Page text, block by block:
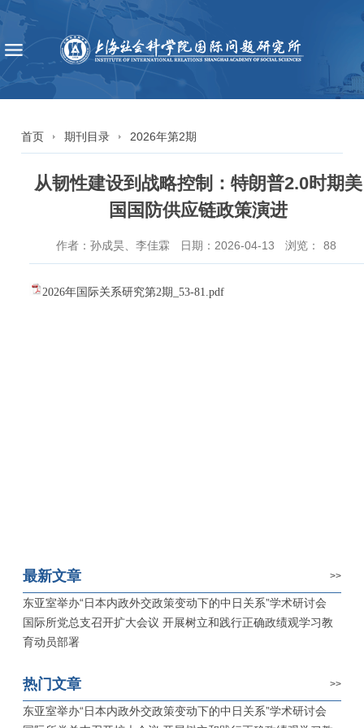
首页 期刊目录 2026年第2期
从韧性建设到战略控制：特朗普2.0时期美
国国防供应链政策演进
作者：孙成昊、李佳霖 日期：2026-04-13 浏览： 88
2026年国际关系研究第2期_53-81.pdf
最新文章 >>
东亚室举办“日本内政外交政策变动下的中日关系”学术研讨会
国际所党总支召开扩大会议 开展树立和践行正确政绩观学习教
育动员部署
热门文章 >>
东亚室举办“日本内政外交政策变动下的中日关系”学术研讨会